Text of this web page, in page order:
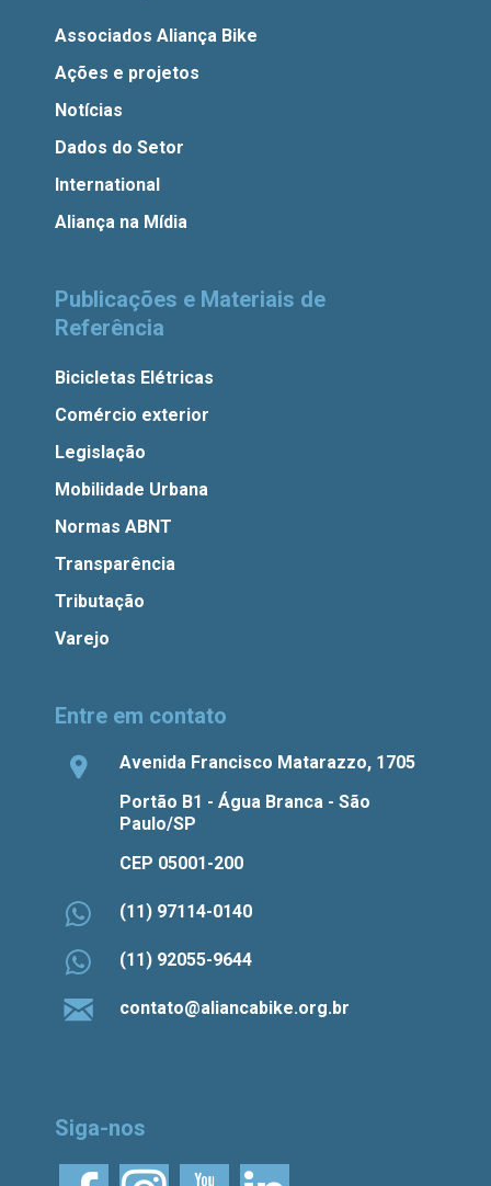
Associados Aliança Bike
Ações e projetos
Notícias
Dados do Setor
International
Aliança na Mídia
Publicações e Materiais de
Referência
Bicicletas Elétricas
Comércio exterior
Legislação
Mobilidade Urbana
Normas ABNT
Transparência
Tributação
Varejo
Entre em contato
Avenida Francisco Matarazzo, 1705
Portão B1 - Água Branca - São
Paulo/SP
CEP 05001-200
(11) 97114-0140
(11) 92055-9644
contato@aliancabike.org.br
Siga-nos